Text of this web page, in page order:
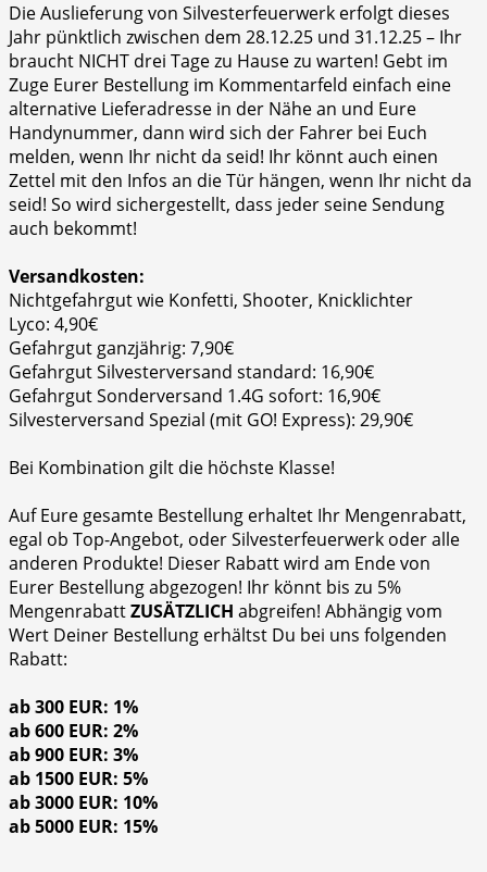
Die Auslieferung von Silvesterfeuerwerk erfolgt dieses
Jahr pünktlich zwischen dem 28.12.25 und 31.12.25 – Ihr
braucht NICHT drei Tage zu Hause zu warten! Gebt im
Zuge Eurer Bestellung im Kommentarfeld einfach eine
alternative Lieferadresse in der Nähe an und Eure
Handynummer, dann wird sich der Fahrer bei Euch
melden, wenn Ihr nicht da seid! Ihr könnt auch einen
Zettel mit den Infos an die Tür hängen, wenn Ihr nicht da
seid! So wird sichergestellt, dass jeder seine Sendung
auch bekommt!
Versandkosten:
Nichtgefahrgut wie Konfetti, Shooter, Knicklichter
Lyco: 4,90€
Gefahrgut ganzjährig: 7,90€
Gefahrgut Silvesterversand standard: 16,90€
Gefahrgut Sonderversand 1.4G sofort: 16,90€
Silvesterversand Spezial (mit GO! Express): 29,90€
Bei Kombination gilt die höchste Klasse!
Auf Eure gesamte Bestellung erhaltet Ihr Mengenrabatt,
egal ob Top-Angebot, oder Silvesterfeuerwerk oder alle
anderen Produkte! Dieser Rabatt wird am Ende von
Eurer Bestellung abgezogen! Ihr könnt bis zu 5%
MengenrabattZUSÄTZLICH abgreifen! Abhängig vom
Wert Deiner Bestellung erhältst Du bei uns folgenden
Rabatt:
ab 300 EUR: 1%
ab 600 EUR: 2%
ab 900 EUR: 3%
ab 1500 EUR: 5%
ab 3000 EUR: 10%
ab 5000 EUR: 15%